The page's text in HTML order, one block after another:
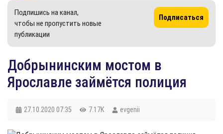
Подпишись на канал,
чтобы не пропустить новые
публикации
Подписаться
Добрынинским мостом в
Ярославле займётся полиция
27.10.2020 07:35 7.17K evgenii